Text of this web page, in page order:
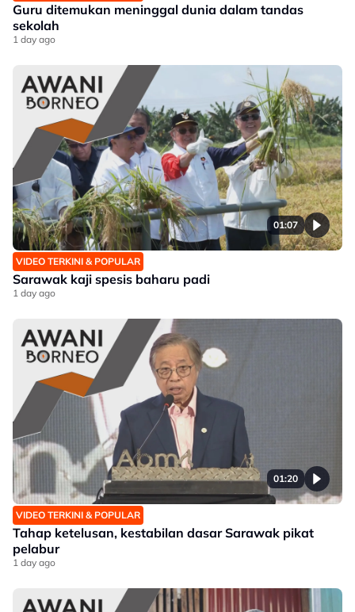
Guru ditemukan meninggal dunia dalam tandas
sekolah
1 day ago
01:07
VIDEO TERKINI & POPULAR
Sarawak kaji spesis baharu padi
1 day ago
01:20
VIDEO TERKINI & POPULAR
Tahap ketelusan, kestabilan dasar Sarawak pikat
pelabur
1 day ago